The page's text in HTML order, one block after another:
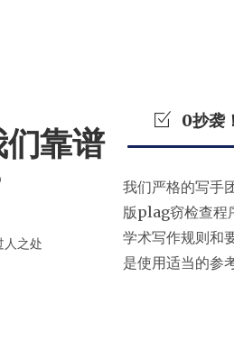
靠谱
人之处
0抄袭
我们严格的写手
版plag窃检查程
学术写作规则和
是使用适当的参